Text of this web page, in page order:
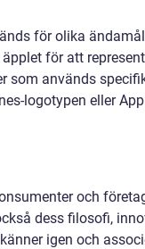
för olika
för att
som används
logotypen eller
och
dess filosofi,
igen och